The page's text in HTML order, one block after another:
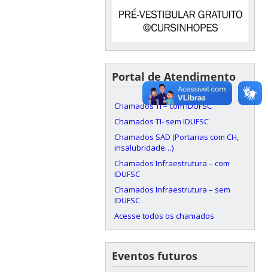
Portal de Atendimento
Chamados TI – com IDUFSC
Chamados TI- sem IDUFSC
Chamados SAD (Portarias com CH,
insalubridade…)
Chamados Infraestrutura – com
IDUFSC
Chamados Infraestrutura – sem
IDUFSC
Acesse todos os chamados
Eventos futuros